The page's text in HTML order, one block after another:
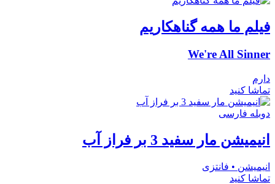
فیلم ما همه گناهکاریم
We're All Sinner
دارم
تماشا کنید
دوبله فارسی
انیمیشن مار سفید 3 بر فراز آب
انیمیشن • فانتزی
تماشا کنید